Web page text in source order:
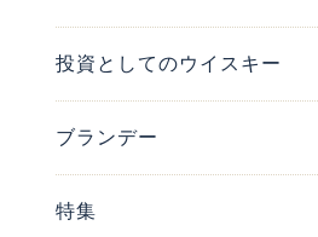
投資としてのウイスキー
ブランデー
特集